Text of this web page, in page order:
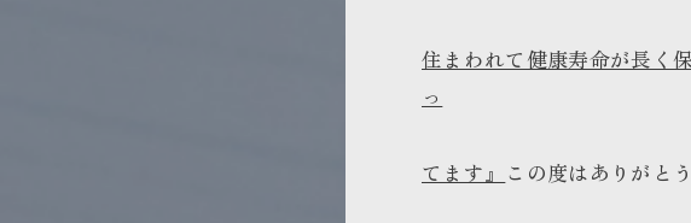
住まわれて健康寿命が長く
っ
てます』 この度はありがと